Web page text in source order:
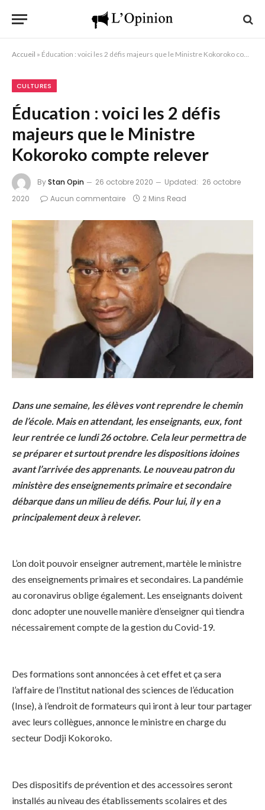
Accueil » Éducation : voici les 2 défis majeurs que le Ministre Kokoroko compte relever
CULTURES
Éducation : voici les 2 défis
majeurs que le Ministre
Kokoroko compte relever
ByStan Opin 26 octobre 2020 Updated: 26 octobre
2020
Aucun commentaire 2 Mins Read
Dans une semaine, les élèves vont reprendre le chemin
de l’école. Mais en attendant, les enseignants, eux, font
leur rentrée ce lundi 26 octobre. Cela leur permettra de
se préparer et surtout prendre les dispositions idoines
avant l’arrivée des apprenants. Le nouveau patron du
ministère des enseignements primaire et secondaire
débarque dans un milieu de défis. Pour lui, il y en a
principalement deux à relever.
L’on doit pouvoir enseigner autrement, martèle le ministre
des enseignements primaires et secondaires. La pandémie
au coronavirus oblige également. Les enseignants doivent
donc adopter une nouvelle manière d’enseigner qui tiendra
nécessairement compte de la gestion du Covid-19.
Des formations sont annoncées à cet effet et ça sera
l’affaire de l’Institut national des sciences de l’éducation
(Inse), à l’endroit de formateurs qui iront à leur tour partager
avec leurs collègues, annonce le ministre en charge du
secteur Dodji Kokoroko.
Des dispositifs de prévention et des accessoires seront
installés au niveau des établissements scolaires et des